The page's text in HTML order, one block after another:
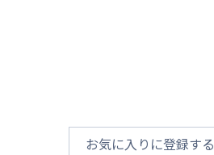
お気に入りに登録する